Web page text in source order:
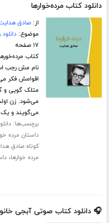
دانلود کتاب مرده‌خوارها
از:صادق
موضوع:
۱۷ صفحه
کتاب
نام مش رجب
اقوامش فکر
متلک گویی و
می‌شود. زن
می‌گویند و
برچسب‌ها:
داستان مرده
کوتاه صادق
مرده خوارها،
🎧 دانلود کتاب صوتی آبجی